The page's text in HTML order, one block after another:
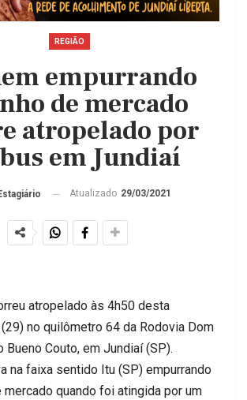
REGIÃO
empurrando
de mercado
atropelado por
em Jundiaí
Atualizado 29/03/2021
atropelado às 4h50 desta
no quilômetro 64 da Rodovia Dom
Bueno Couto, em Jundiaí (SP).
na faixa sentido Itu (SP) empurrando
mercado quando foi atingida por um